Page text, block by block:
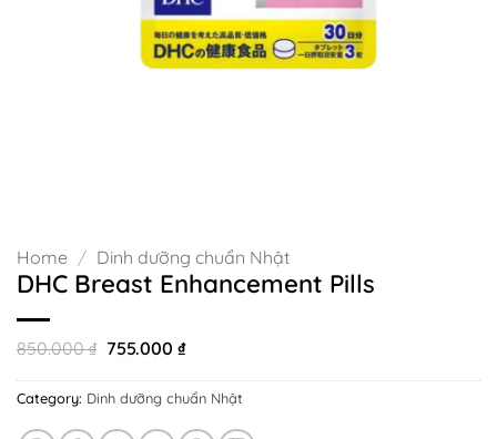
Home / Dinh dưỡng chuẩn Nhật
DHC Breast Enhancement Pills
850.000₫ Original
was:
850.000 ₫.
755.000 ₫Current
is:
755.000 ₫.
Category: Dinh dưỡng chuẩn Nhật